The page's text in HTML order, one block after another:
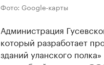
Фото: Google-карты
Администрация
который разработает
зданий уланского